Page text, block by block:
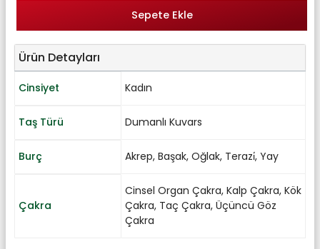
Sepete Ekle
Ürün Detayları
Cinsiyet Kadın
Taş Türü Dumanlı Kuvars
Burç Akrep, Başak, Oğlak, Terazi̇, Yay
Çakra
Cinsel Organ Çakra, Kalp Çakra, Kök
Çakra, Taç Çakra, Üçüncü Göz
Çakra